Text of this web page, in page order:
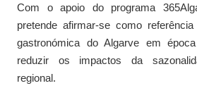
Com o apoio do programa
pretende afirmar-se como
gastronómica do Algarve em
reduzir os impactos da
regional.